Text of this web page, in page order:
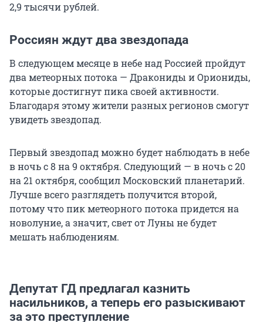
2,9 тысячи рублей.
Россиян ждут два звездопада
В следующем месяце в небе над Россией пройдут
два метеорных потока — Дракониды и Ориониды,
которые достигнут пика своей активности.
Благодаря этому жители разных регионов смогут
увидеть звездопад.
Первый звездопад можно будет наблюдать в небе
в ночь с 8 на 9 октября. Следующий — в ночь с 20
на 21 октября, сообщил Московский планетарий.
Лучше всего разглядеть получится второй,
потому что пик метеорного потока придется на
новолуние, а значит, свет от Луны не будет
мешать наблюдениям.
Депутат ГД предлагал казнить
насильников, а теперь его разыскивают
за это преступление